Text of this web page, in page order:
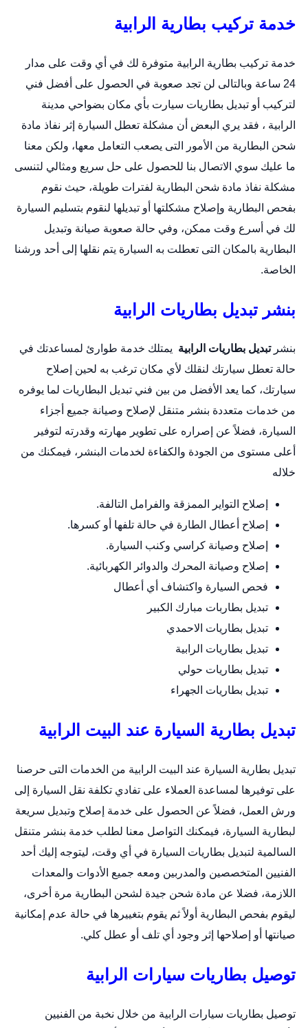
خدمة تركيب بطارية الرابية
خدمة تركيب بطارية الرابية متوفرة لك في أي وقت على مدار
24 ساعة وبالتالى لن تجد صعوبة في الحصول على أفضل فني
لتركيب أو تبديل بطاريات سيارت بأي مكان بضواحي مدينة
الرابية ، فقد يري البعض أن مشكلة تعطل السيارة إثر نفاذ مادة
شحن البطارية من الأمور التى يصعب التعامل معها، ولكن معنا
ما عليك سوي الاتصال بنا للحصول على حل سريع ومثالي لتنسى
مشكلة نفاذ مادة شحن البطارية لفترات طويلة، حيث نقوم
بفحص البطارية وإصلاح مشكلتها أو تبديلها لنقوم بتسليم السيارة
لك في أسرع وقت ممكن، وفي حالة صعوبة صيانة وتبديل
البطارية بالمكان التى تعطلت به السيارة يتم نقلها إلى أحد ورشنا
الخاصة.
بنشر تبديل بطاريات الرابية
بنشرتبديل بطاريات الرابية يمتلك خدمة طوارئ لمساعدتك في
حالة تعطل سيارتك لنقلك لأي مكان ترغب به لحين إصلاح
سيارتك، كما يعد الأفضل من بين فني تبديل البطاريات لما يوفره
من خدمات متعددة بنشر متنقل لإصلاح وصيانة جميع أجزاء
السيارة، فضلاً عن إصراره على تطوير مهارته وقدرته لتوفير
أعلى مستوى من الجودة والكفاءة لخدمات البنشر، فيمكنك من
خلاله
إصلاح التواير الممزقة والفرامل التالفة.
إصلاح أعطال الطارة في حالة تلفها أو كسرها.
إصلاح وصيانة كراسي وكنب السيارة.
إصلاح وصيانة المحرك والدوائر الكهربائية.
فحص السيارة واكتشاف أي أعطال
تبديل بطاربات مبارك الكبير
تبديل بطاريات الاحمدي
تبديل بطاريات الرابية
تبديل بطاريات حولي
تبديل بطاريات الجهراء
تبديل بطارية السيارة عند البيت الرابية
تبديل بطارية السيارة عند البيت الرابية من الخدمات التى حرصنا
على توفيرها لمساعدة العملاء على تفادي تكلفة نقل السيارة إلى
ورش العمل، فضلاً عن الحصول على خدمة إصلاح وتبديل سريعة
لبطارية السيارة، فيمكنك التواصل معنا لطلب خدمة بنشر متنقل
السالمية لتبديل بطاريات السيارة في أي وقت، ليتوجه إليك أحد
الفنيين المتخصصين والمدربين ومعه جميع الأدوات والمعدات
اللازمة، فضلا عن مادة شحن جيدة لشحن البطارية مرة أخرى،
ليقوم بفحص البطارية أولاً ثم يقوم بتغييرها في حالة عدم إمكانية
صيانتها أو إصلاحها إثر وجود أي تلف أو عطل كلي.
توصيل بطاريات سيارات الرابية
توصيل بطاريات سيارات الرابية من خلال نخبة من الفنيين